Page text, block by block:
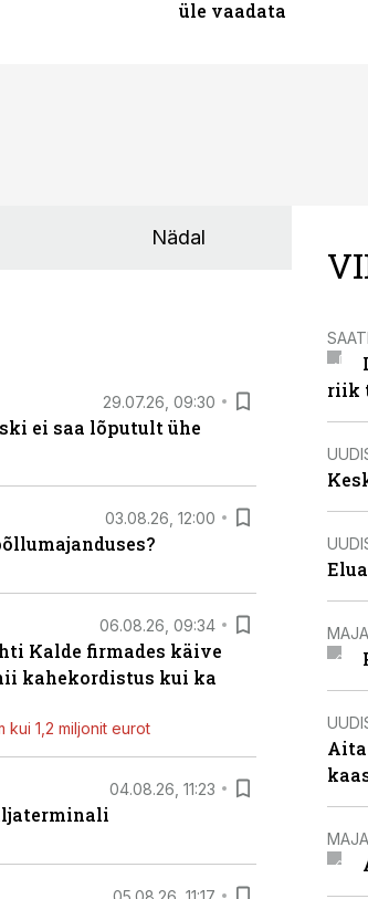
üle vaadata
Nädal
29.07.26, 09:30
ei saa lõputult ühe
03.08.26, 12:00
06.08.26, 09:34
Kalde firmades käive
kahekordistus kui ka
kui 1,2 miljonit eurot
04.08.26, 11:23
riik